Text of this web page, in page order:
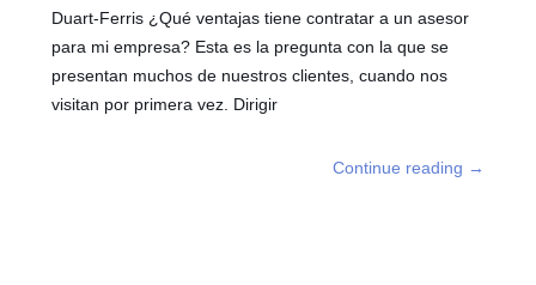
Duart-Ferris ¿Qué ventajas tiene contratar a un asesor
para mi empresa? Esta es la pregunta con la que se
presentan muchos de nuestros clientes, cuando nos
visitan por primera vez. Dirigir
Continue reading →